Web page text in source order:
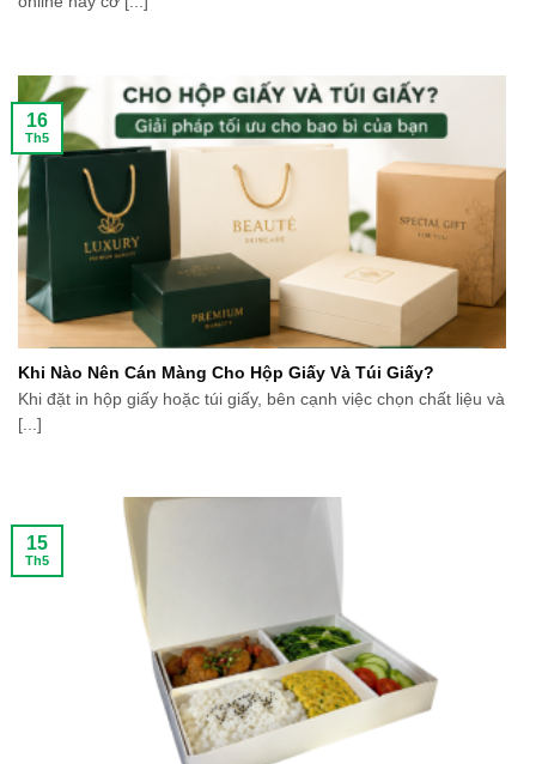
Khi Nào Nên Cán Màng Cho Hộp Giấy Và Túi Giấy?
Khi đặt in hộp giấy hoặc túi giấy, bên cạnh việc chọn chất liệu và
[...]
16
Th5
15
Th5